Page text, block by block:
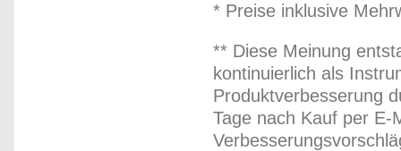
* Preise inklusive
** Diese Meinung
kontinuierlich als
Produktverbesserung
Tage nach Kauf per E-